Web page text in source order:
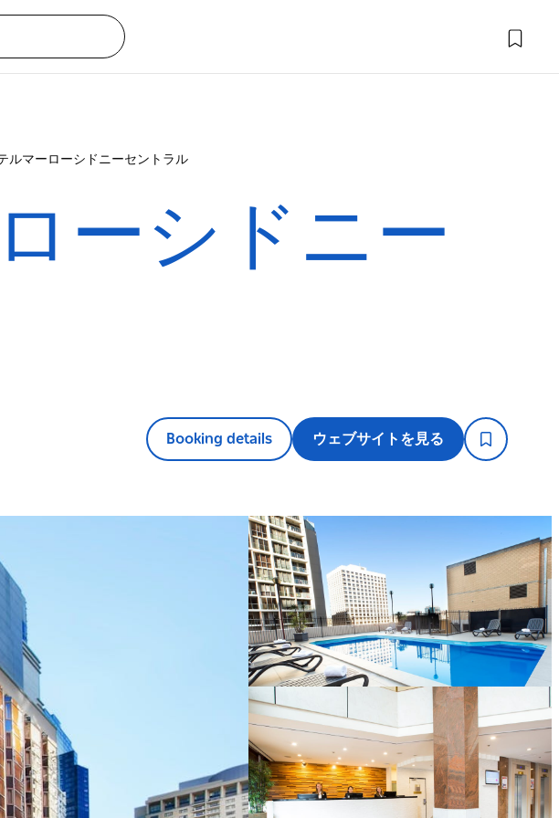
ルマーローシドニーセントラル
ーシドニー
Booking details ウェブサイトを見る